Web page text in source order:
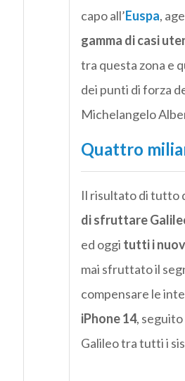
capo all’Euspa,
gamma di casi
tra questa zona e
dei punti di forza
Michelangelo
Quattro
Il risultato di tutto
di sfruttare
ed oggi tutti i
mai sfruttato il
compensare le
iPhone 14,
Galileo tra tutti i